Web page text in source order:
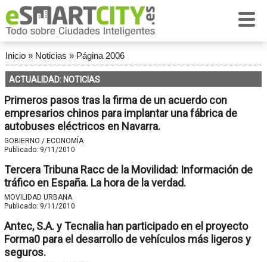
Inicio» Noticias » Página 2006
ACTUALIDAD: NOTICIAS
Primeros pasos tras la firma de un acuerdo con
empresarios chinos para implantar una fábrica de
autobuses eléctricos en Navarra.
GOBIERNO / ECONOMÍA
Publicado: 9/11/2010
Tercera Tribuna Racc de la Movilidad: Información de
tráfico en España. La hora de la verdad.
MOVILIDAD URBANA
Publicado: 9/11/2010
Antec, S.A. y Tecnalia han participado en el proyecto
Forma0 para el desarrollo de vehículos más ligeros y
seguros.